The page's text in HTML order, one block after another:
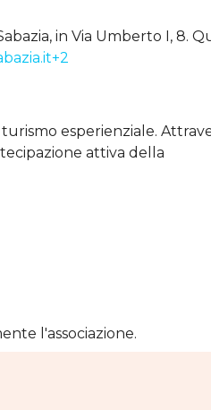
in Via Umberto I, 8.
esperienziale.
attiva della
l'associazione.